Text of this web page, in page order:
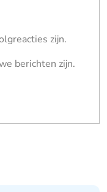
zijn.
berichten zijn.